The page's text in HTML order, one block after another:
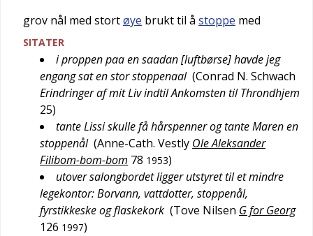
grov nål med stortøye brukt til å stoppe med
SITATER
i proppen paa en saadan [luftbørse] havde jeg
engang sat en stor stoppenaal (Conrad N. Schwach
Erindringer af mit Liv indtil Ankomsten til Throndhjem
25)
tante Lissi skulle få hårspenner og tante Maren en
stoppenål (Anne-Cath. Vestly Ole Aleksander
Filibom-bom-bom 78 1953)
utover salongbordet ligger utstyret til et mindre
legekontor: Borvann, vattdotter, stoppenål,
fyrstikkeske og flaskekork (Tove Nilsen G for Georg
126 1997)